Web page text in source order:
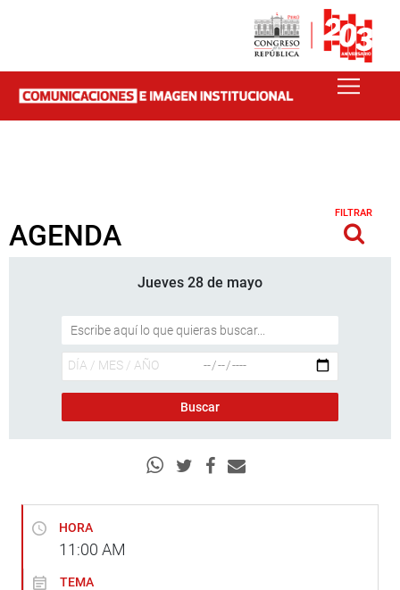
AGENDA
FILTRAR
Jueves 28 de mayo
HORA
11:00 AM
TEMA